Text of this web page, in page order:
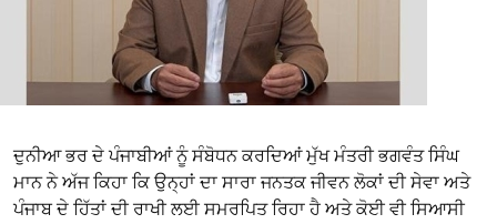
ਦੁਨੀਆ ਭਰ ਦੇ ਪੰਜਾਬੀਆਂ ਨੂੰ ਸੰਬੋਧਨ ਕਰਦਿਆਂ ਮੁੱਖ ਮੰਤਰੀ ਭਗਵੰਤ ਸਿੰਘ
ਮਾਨ ਨੇ ਅੱਜ ਕਿਹਾ ਕਿ ਉਨ੍ਹਾਂ ਦਾ ਸਾਰਾ ਜਨਤਕ ਜੀਵਨ ਲੋਕਾਂ ਦੀ ਸੇਵਾ ਅਤੇ
ਪੰਜਾਬ ਦੇ ਹਿੱਤਾਂ ਦੀ ਰਾਖੀ ਲਈ ਸਮਰਪਿਤ ਰਿਹਾ ਹੈ ਅਤੇ ਕੋਈ ਵੀ ਸਿਆਸੀ